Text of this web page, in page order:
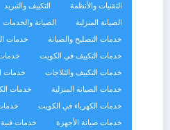
التقنيات والأنظمة
التكييف والتبريد
الصيانة المنزلية
الصيانة والخدمات
خدمات التصليح والصيانة
خدمات
خدمات التكييف في الكويت
خدمات
خدمات التكييف والثلاجات
خدمات
خدمات الصيانة المنزلية
خدمات
خدمات الكهرباء في الكويت
خدمات صيانة الأجهزة
خدمات فنية